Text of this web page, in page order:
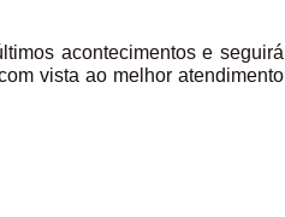
acontecimentos e seguirá
vista ao melhor atendimento